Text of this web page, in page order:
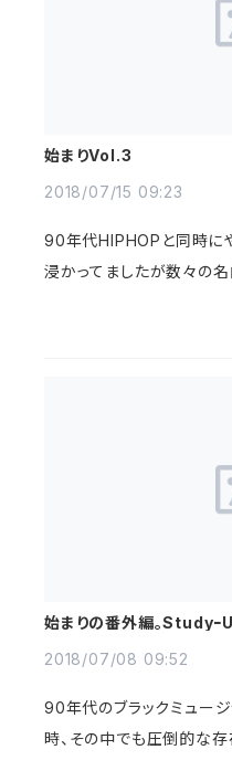
始まりVol.3
2018/07/15 09:23
90年代HIPHOPと同時に
浸かってましたが数々の
始まりの番外編。Study
2018/07/08 09:52
90年代のブラックミュー
時、その中でも圧倒的な存